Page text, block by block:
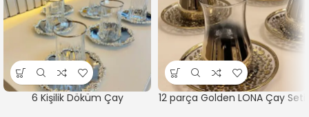
6 Kişilik Döküm Çay
12 parça Golden LONA Çay Seti